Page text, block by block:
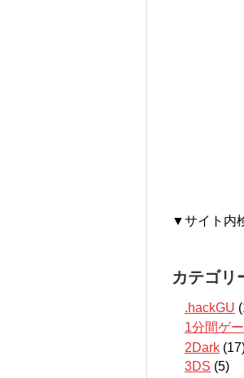
▼サイト内
カテゴリ
.hackGU
1分間ゲ
2Dark
3DS (5)